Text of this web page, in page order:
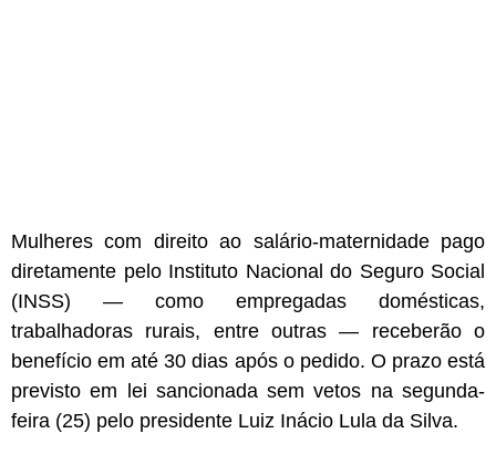
Mulheres com direito ao salário-maternidade pago
diretamente pelo Instituto Nacional do Seguro Social
(INSS) — como empregadas domésticas,
trabalhadoras rurais, entre outras — receberão o
benefício em até 30 dias após o pedido. O prazo está
previsto em lei sancionada sem vetos na segunda-
feira (25) pelo presidente Luiz Inácio Lula da Silva.